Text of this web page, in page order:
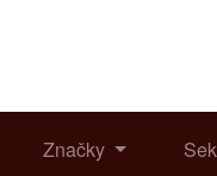
Značky